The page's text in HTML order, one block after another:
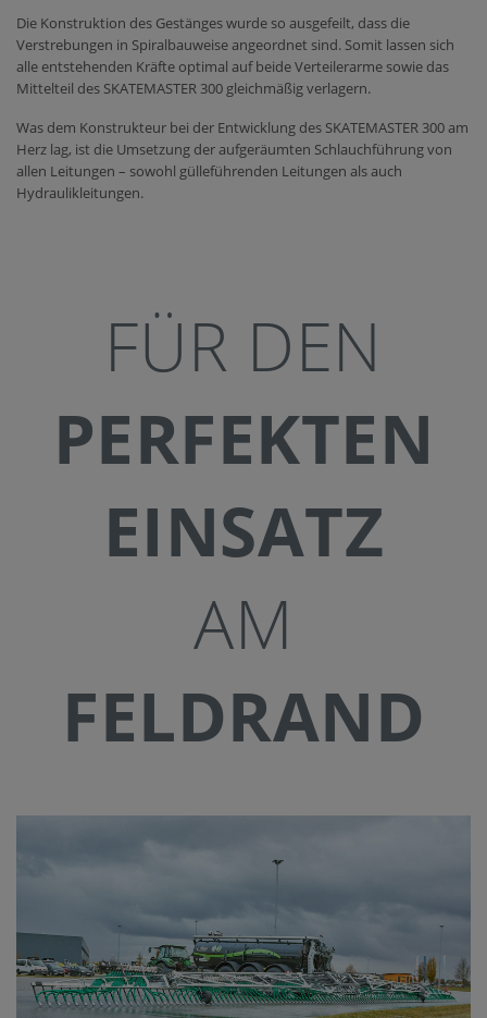
Die Konstruktion des Gestänges wurde so ausgefeilt, dass die
Verstrebungen in Spiralbauweise angeordnet sind. Somit lassen sich
alle entstehenden Kräfte optimal auf beide Verteilerarme sowie das
Mittelteil des SKATEMASTER 300 gleichmäßig verlagern.
Was dem Konstrukteur bei der Entwicklung des SKATEMASTER 300 am
Herz lag, ist die Umsetzung der aufgeräumten Schlauchführung von
allen Leitungen – sowohl gülleführenden Leitungen als auch
Hydraulikleitungen.
FÜR DEN
PERFEKTEN
EINSATZ
AM
FELDRAND